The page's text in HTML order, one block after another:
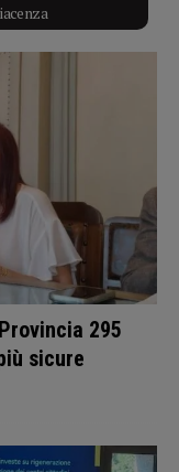
295
sicure